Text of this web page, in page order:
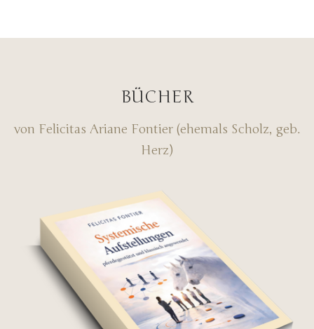
BÜCHER
von Felicitas Ariane Fontier (ehemals Scholz, geb.
Herz)